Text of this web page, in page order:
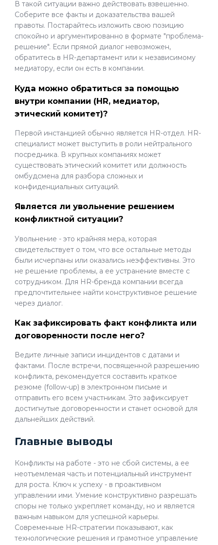
В такой ситуации важно действовать взвешенно.
Соберите все факты и доказательства вашей
правоты. Постарайтесь изложить свою позицию
спокойно и аргументированно в формате "проблема-
решение". Если прямой диалог невозможен,
обратитесь в HR-департамент или к независимому
медиатору, если он есть в компании.
Куда можно обратиться за помощью
внутри компании (HR, медиатор,
этический комитет)?
Первой инстанцией обычно является HR-отдел. HR-
специалист может выступить в роли нейтрального
посредника. В крупных компаниях может
существовать этический комитет или должность
омбудсмена для разбора сложных и
конфиденциальных ситуаций.
Является ли увольнение решением
конфликтной ситуации?
Увольнение - это крайняя мера, которая
свидетельствует о том, что все остальные методы
были исчерпаны или оказались неэффективны. Это
не решение проблемы, а ее устранение вместе с
сотрудником. Для HR-бренда компании всегда
предпочтительнее найти конструктивное решение
через диалог.
Как зафиксировать факт конфликта или
договоренности после него?
Ведите личные записи инцидентов с датами и
фактами. После встречи, посвященной разрешению
конфликта, рекомендуется составить краткое
резюме (follow-up) в электронном письме и
отправить его всем участникам. Это зафиксирует
достигнутые договоренности и станет основой для
дальнейших действий.
Главные выводы
Конфликты на работе - это не сбой системы, а ее
неотъемлемая часть и потенциальный инструмент
для роста. Ключ к успеху - в проактивном
управлении ими. Умение конструктивно разрешать
споры не только укрепляет команду, но и является
важным навыком для успешной карьеры.
Современные HR-стратегии показывают, как
технологические решения и грамотное управление